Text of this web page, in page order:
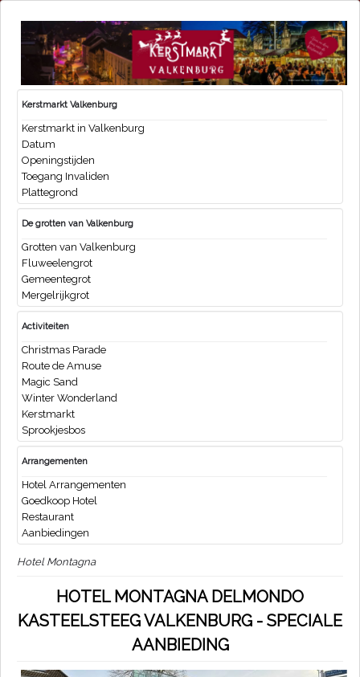
Kerstmarkt Valkenburg
Kerstmarkt in Valkenburg
Datum
Openingstijden
Toegang Invaliden
Plattegrond
De grotten van Valkenburg
Grotten van Valkenburg
Fluweelengrot
Gemeentegrot
Mergelrijkgrot
Activiteiten
Christmas Parade
Route de Amuse
Magic Sand
Winter Wonderland
Kerstmarkt
Sprookjesbos
Arrangementen
Hotel Arrangementen
Goedkoop Hotel
Restaurant
Aanbiedingen
Hotel Montagna
HOTEL MONTAGNA DELMONDO
KASTEELSTEEG VALKENBURG - SPECIALE
AANBIEDING